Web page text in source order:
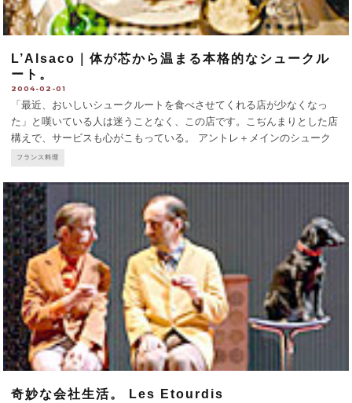
L’Alsaco｜体が芯から温まる本格的なシュークル
ート。
2004-02-01
「最近、おいしいシュークルートを食べさせてくれる店が少なくなっ
た」と嘆いている人は迷うことなく、この店です。こぢんまりとした店
構えで、サービスも心がこもっている。 アントレ＋メインのシューク
ルート＋自家製のシャーベットやタルトなどのデザートで19€（夜は
フランス料理
奇妙な会社生活。 Les Etourdis